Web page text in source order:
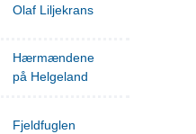
Olaf Liljekrans
Hærmændene
på Helgeland
Fjeldfuglen